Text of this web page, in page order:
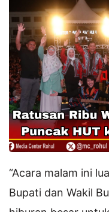
“Acara malam ini
Bupati dan Wakil